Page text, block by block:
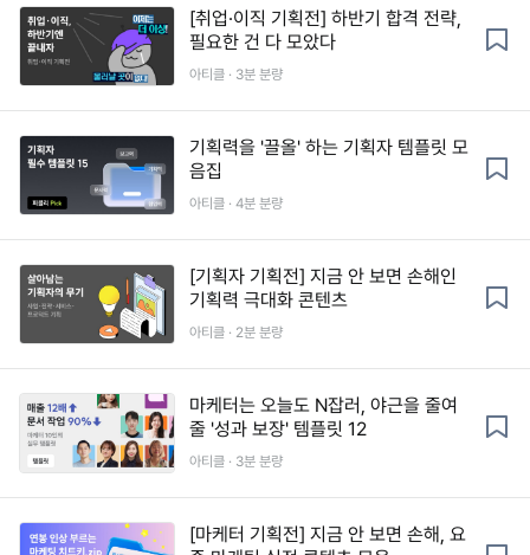
[취업·이직 기획전] 하반기 합격 전략,
필요한 건 다 모았다
아티클 · 3분 분량
기획력을 '끌올' 하는 기획자 템플릿 모
음집
아티클 · 4분 분량
[기획자 기획전] 지금 안 보면 손해인
기획력 극대화 콘텐츠
아티클 · 2분 분량
마케터는 오늘도 N잡러, 야근을 줄여
줄 '성과 보장' 템플릿 12
아티클 · 3분 분량
[마케터 기획전] 지금 안 보면 손해, 요